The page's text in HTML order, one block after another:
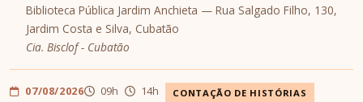
Biblioteca Pública Jardim Anchieta — Rua Salgado Filho, 130,
Jardim Costa e Silva, Cubatão
Cia. Bisclof - Cubatão
07/08/2026 09h 14h CONTAÇÃO DE HISTÓRIAS